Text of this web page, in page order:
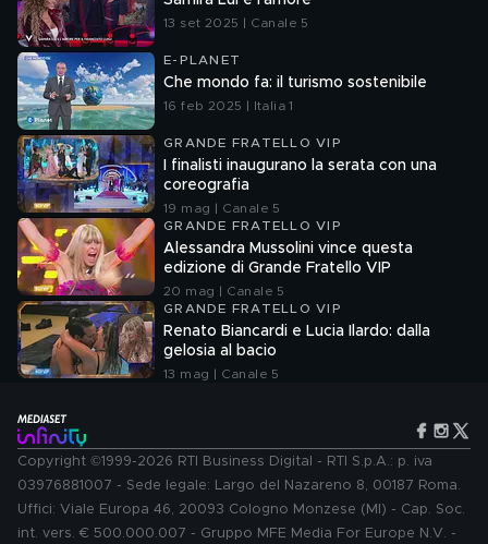
13 set 2025 | Canale 5
E-PLANET
Che mondo fa: il turismo sostenibile
16 feb 2025 | Italia 1
GRANDE FRATELLO VIP
I finalisti inaugurano la serata con una
coreografia
19 mag | Canale 5
GRANDE FRATELLO VIP
Alessandra Mussolini vince questa
edizione di Grande Fratello VIP
20 mag | Canale 5
GRANDE FRATELLO VIP
Renato Biancardi e Lucia Ilardo: dalla
gelosia al bacio
13 mag | Canale 5
Copyright ©1999-2026 RTI Business Digital - RTI S.p.A.: p. iva
03976881007 - Sede legale: Largo del Nazareno 8, 00187 Roma.
Uffici: Viale Europa 46, 20093 Cologno Monzese (MI) - Cap. Soc.
int. vers. € 500.000.007 - Gruppo MFE Media For Europe N.V. -